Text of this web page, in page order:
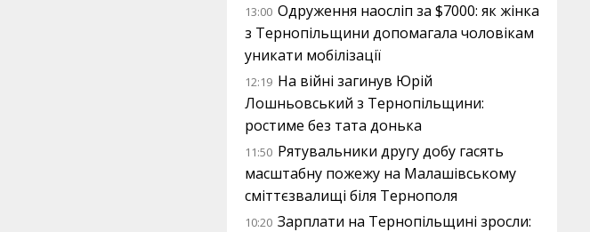
13:00 Одруження наосліп за $7000: як жінка
з Тернопільщини допомагала чоловікам
уникати мобілізації
12:19 На війні загинув Юрій
Лошньовський з Тернопільщини:
ростиме без тата донька
11:50 Рятувальники другу добу гасять
масштабну пожежу на Малашівському
сміттєзвалищі біля Тернополя
10:20 Зарплати на Тернопільщині зросли: